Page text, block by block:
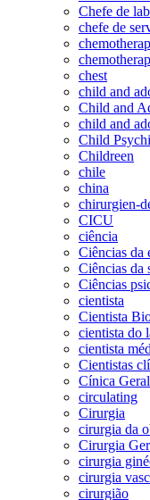
Chefe de
chefe de
chest
child and
Child and
child and
Child
Childreen
chile
china
chirurgien-
CICU
ciência
Ciências da
Ciências da
Ciências
cientista
Cientista
cientista do
cientista
Cientistas
Cínica Geral
circulating
Cirurgia
cirurgia da
Cirurgia
cirurgia
cirurgia
cirurgião